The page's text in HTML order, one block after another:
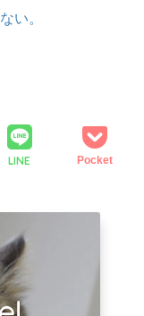
い。
LINE Pocket